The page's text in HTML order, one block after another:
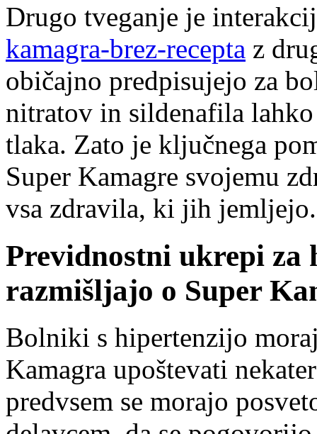
Drugo tveganje je
kamagra-brez-recepta z
običajno predpisujejo za
nitratov in sildenafila
tlaka. Zato je ključnega
Super Kamagre svojemu
vsa zdravila, ki jih jemljejo.
Previdnostni ukrepi za
razmišljajo o Super
Bolniki s hipertenzijo
Kamagra upoštevati
predvsem se morajo